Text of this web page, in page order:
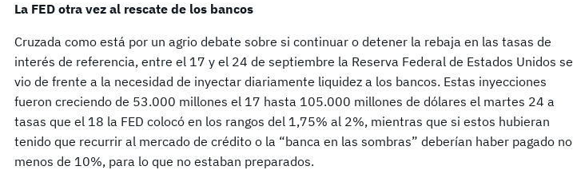
La FED otra vez al rescate de los bancos
Cruzada como está por un agrio debate sobre si continuar o detener la rebaja en las tasas de
interés de referencia, entre el 17 y el 24 de septiembre la Reserva Federal de Estados Unidos se
vio de frente a la necesidad de inyectar diariamente liquidez a los bancos. Estas inyecciones
fueron creciendo de 53.000 millones el 17 hasta 105.000 millones de dólares el martes 24 a
tasas que el 18 la FED colocó en los rangos del 1,75% al 2%, mientras que si estos hubieran
tenido que recurrir al mercado de crédito o la “banca en las sombras” deberían haber pagado no
menos de 10%, para lo que no estaban preparados.